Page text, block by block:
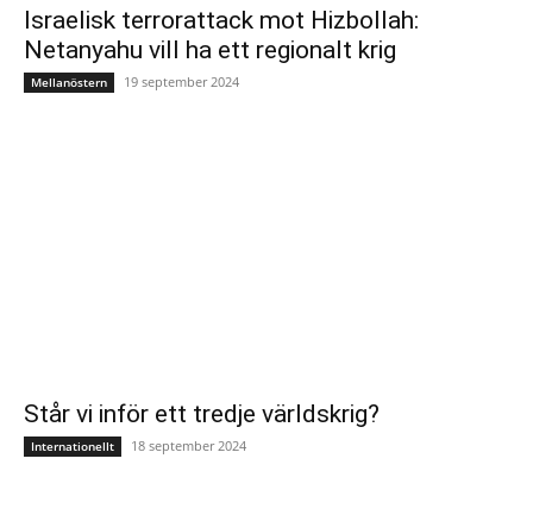
Israelisk terrorattack mot Hizbollah:
Netanyahu vill ha ett regionalt krig
Mellanöstern 19 september 2024
Står vi inför ett tredje världskrig?
Internationellt 18 september 2024